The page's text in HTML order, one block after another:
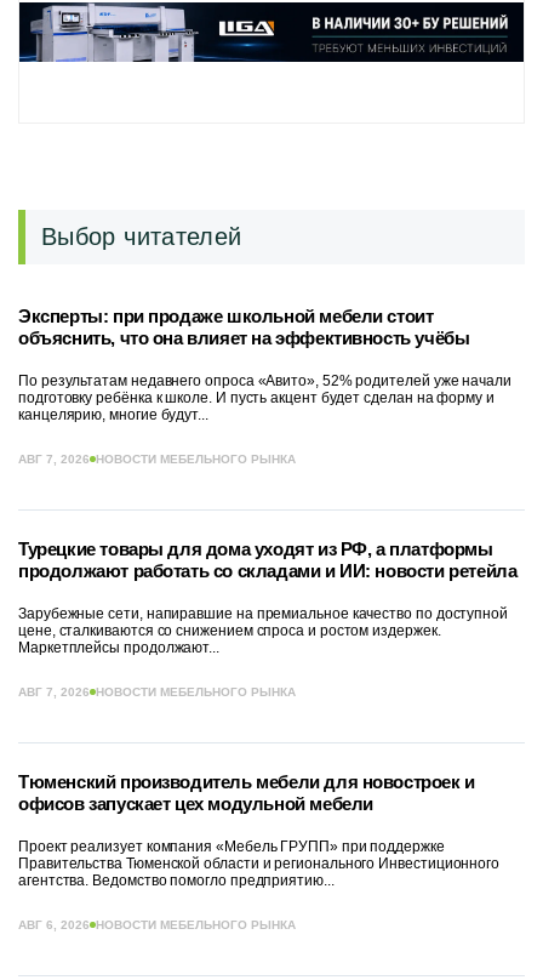
Выбор читателей
Эксперты: при продаже школьной мебели стоит
объяснить, что она влияет на эффективность учёбы
По результатам недавнего опроса «Авито», 52% родителей уже начали
подготовку ребёнка к школе. И пусть акцент будет сделан на форму и
канцелярию, многие будут...
АВГ 7, 2026 НОВОСТИ МЕБЕЛЬНОГО РЫНКА
Турецкие товары для дома уходят из РФ, а платформы
продолжают работать со складами и ИИ: новости ретейла
Зарубежные сети, напиравшие на премиальное качество по доступной
цене, сталкиваются со снижением спроса и ростом издержек.
Маркетплейсы продолжают...
АВГ 7, 2026 НОВОСТИ МЕБЕЛЬНОГО РЫНКА
Тюменский производитель мебели для новостроек и
офисов запускает цех модульной мебели
Проект реализует компания «Мебель ГРУПП» при поддержке
Правительства Тюменской области и регионального Инвестиционного
агентства. Ведомство помогло предприятию...
АВГ 6, 2026 НОВОСТИ МЕБЕЛЬНОГО РЫНКА